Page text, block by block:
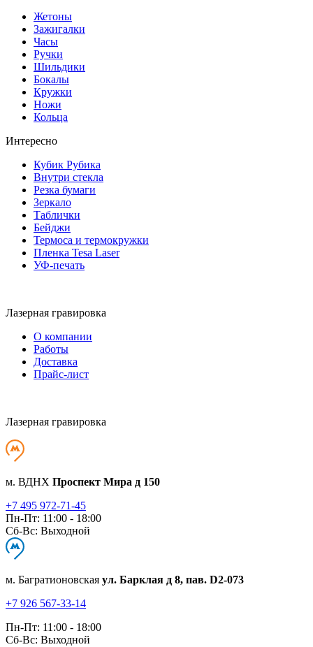
Жетоны
Зажигалки
Часы
Ручки
Шильдики
Бокалы
Кружки
Ножи
Кольца
Интересно
Кубик Рубика
Внутри стекла
Резка бумаги
Зеркало
Таблички
Бейджи
Термоса и термокружки
Пленка Tesa Laser
УФ-печать
Лазерная гравировка
О компании
Работы
Доставка
Прайс-лист
Лазерная гравировка
м. ВДНХ Проспект Мира д 150
+7 495 972-71-45
Пн-Пт: 11:00 - 18:00
Сб-Вс: Выходной
м. Багратионовская ул. Барклая д 8, пав. D2-073
+7 926 567-33-14
Пн-Пт: 11:00 - 18:00
Сб-Вс: Выходной